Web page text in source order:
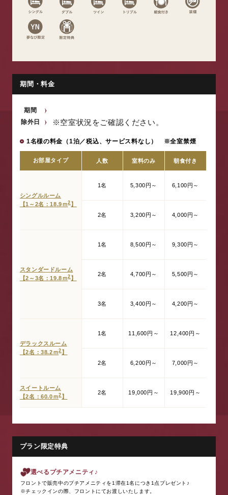
期間・料金
期間
除外日
※空室状況をご確認ください。
1名様の料金（1泊／税込、サービス料なし） ※全室禁煙
お部屋タイプ 人数 室料のみ 朝食付き
シングルルーム
【1～2名：18.9ｍ2 】
1名 5,300円～ 6,100円～
2名 3,200円～ 4,000円～
スタンダードルーム
【2～3名：19.8ｍ2 】
1名 8,500円～ 9,300円～
2名 4,700円～ 5,500円～
3名 3,400円～ 4,200円～
デラックスルーム
【2名：38.2ｍ2】
1名 11,600円～ 12,400円～
2名 6,200円～ 7,000円～
スイートルーム
【2名：60.0ｍ2】
2名 19,000円～ 19,900円～
プラン限定特典
選べるプチアメニティ♪
フロントで販売中のプチアメニティを1滞在1名につき1点プレゼント♪
※チェックインの際、フロントにてお渡しいたします。